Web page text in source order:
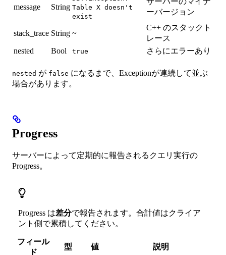
message String Table X doesn't
exist
ーバージョン
stack_trace String ~
C++ のスタックト
レース
nested
Bool true さらにエラーあり
nested が false になるまで、Exceptionが連続して並ぶ
場合があります。
Progress
サーバーによって定期的に報告されるクエリ実行の
Progress。
Progress は差分で報告されます。合計値はクライア
ント側で累積してください。
フィール
ド
型 値 説明